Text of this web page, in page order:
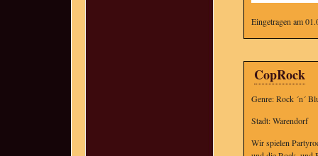
Eingetragen am
CopRock
Genre: Rock ´n´
Stadt: Warendorf
Wir spielen